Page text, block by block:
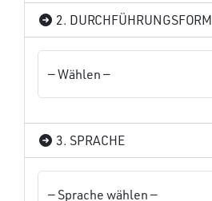
2. DURCHFÜHRUNGSFORM
3. SPRACHE